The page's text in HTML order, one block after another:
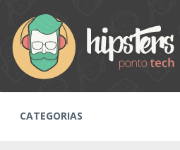
CATEGORIAS